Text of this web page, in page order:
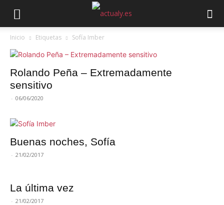
Inicio Etiquetas Sofía Imber
Rolando Peña – Extremadamente
sensitivo
- 06/06/2020
Buenas noches, Sofía
- 21/02/2017
La última vez
- 21/02/2017